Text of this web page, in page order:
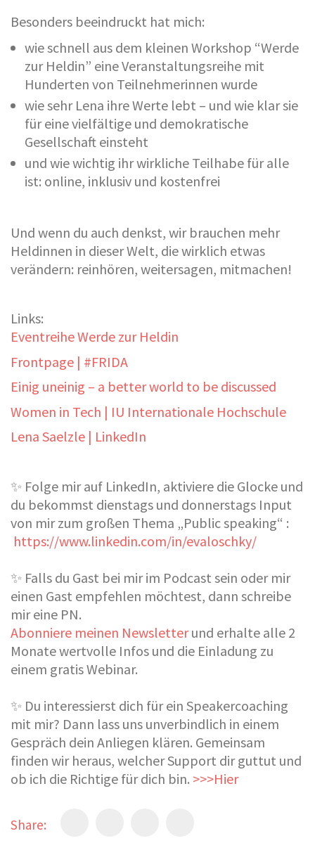
Besonders beeindruckt hat mich:
wie schnell aus dem kleinen Workshop “Werde
zur Heldin” eine Veranstaltungsreihe mit
Hunderten von Teilnehmerinnen wurde
wie sehr Lena ihre Werte lebt – und wie klar sie
für eine vielfältige und demokratische
Gesellschaft einsteht
und wie wichtig ihr wirkliche Teilhabe für alle
ist: online, inklusiv und kostenfrei
Und wenn du auch denkst, wir brauchen mehr
Heldinnen in dieser Welt, die wirklich etwas
verändern: reinhören, weitersagen, mitmachen!
Links:
Eventreihe Werde zur Heldin
Frontpage | #FRIDA
Einig uneinig – a better world to be discussed
Women in Tech | IU Internationale Hochschule
Lena Saelzle | LinkedIn
✨ Folge mir auf LinkedIn, aktiviere die Glocke und
du bekommst dienstags und donnerstags Input
von mir zum großen Thema „Public speaking“ :
https://www.linkedin.com/in/evaloschky/
✨ Falls du Gast bei mir im Podcast sein oder mir
einen Gast empfehlen möchtest, dann schreibe
mir eine PN.
Abonniere meinen Newsletterund erhalte alle 2
Monate wertvolle Infos und die Einladung zu
einem gratis Webinar.
✨ Du interessierst dich für ein Speakercoaching
mit mir? Dann lass uns unverbindlich in einem
Gespräch dein Anliegen klären. Gemeinsam
finden wir heraus, welcher Support dir guttut und
ob ich die Richtige für dich bin. >>>Hier
Share: